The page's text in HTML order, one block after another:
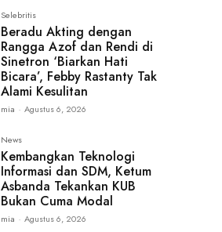
Selebritis
Beradu Akting dengan
Rangga Azof dan Rendi di
Sinetron ‘Biarkan Hati
Bicara’, Febby Rastanty Tak
Alami Kesulitan
mia - Agustus 6, 2026
News
Kembangkan Teknologi
Informasi dan SDM, Ketum
Asbanda Tekankan KUB
Bukan Cuma Modal
mia - Agustus 6, 2026